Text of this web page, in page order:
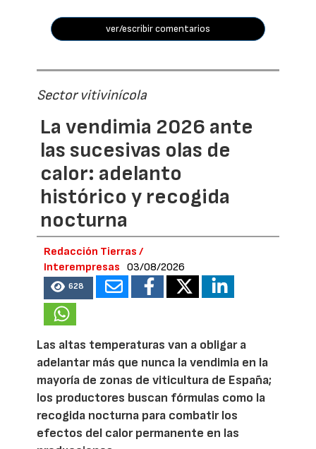
ver/escribir comentarios
Sector vitivinícola
La vendimia 2026 ante
las sucesivas olas de
calor: adelanto
histórico y recogida
nocturna
Redacción Tierras /
Interempresas
03/08/2026
628
Las altas temperaturas van a obligar a
adelantar más que nunca la vendimia en la
mayoría de zonas de viticultura de España;
los productores buscan fórmulas como la
recogida nocturna para combatir los
efectos del calor permanente en las